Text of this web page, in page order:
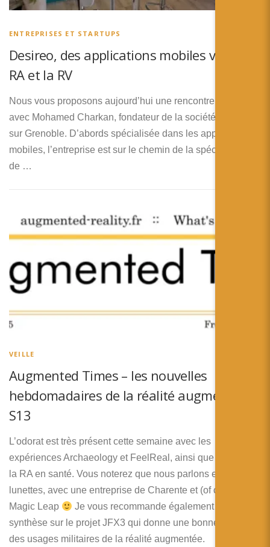
Español
ENTREPRISES ET STARTUPS
Desireo, des applications mobiles vers la
RA et la RV
Nous vous proposons aujourd’hui une rencontre
avec Mohamed Charkan, fondateur de la société Desireo
sur Grenoble. D’abords spécialisée dans les applications
mobiles, l’entreprise est sur le chemin de la spécialisation
de …
VEILLE
Augmented Times – les nouvelles
hebdomadaires de la réalité augmentée –
S13
L’odorat est très présent cette semaine avec les
expériences Archaeology et FeelReal, ainsi que l’usage de
la RA en santé. Vous noterez que nous parlons encore des
lunettes, avec une entreprise de Charente et (of course)
Magic Leap
Je vous recommande également l’article de
synthèse sur le projet JFX3 qui donne une bonne synthèse
des usages militaires de la réalité augmentée.